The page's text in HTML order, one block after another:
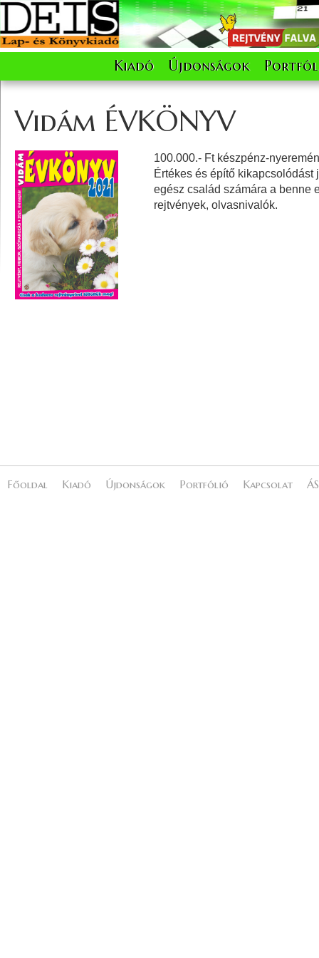
Kiadó Újdonságok
Vidám ÉVKÖNYV
100.000.- Ft készpénz-
Értékes és építő kikapcsolódást
egész család számára a benne
rejtvények, olvasnivalók.
Főoldal Kiadó Újdonságok Portfólió Kapcsolat